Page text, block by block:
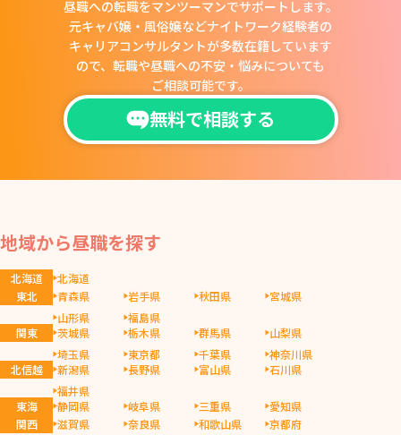
昼職への転職をマンツーマンでサポートします。
元キャバ嬢・風俗嬢などナイトワーク経験者の
キャリアコンサルタントが多数在籍しています
ので、 転職や昼職への不安・悩みについても
ご相談可能です。
無料で相談する
地域から昼職を探す
北海道
北海道
東北
青森県 岩手県 秋田県
宮城県
山形県
福島県
関東
茨城県 栃木県 群馬県
山梨県
埼玉県
東京都 千葉県
神奈川県
北信越
新潟県 長野県 富山県
石川県
福井県
東海
静岡県 岐阜県 三重県
愛知県
関西
滋賀県 奈良県 和歌山県
京都府